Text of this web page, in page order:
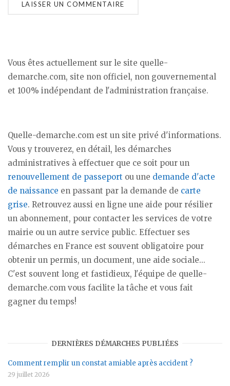
Vous êtes actuellement sur le site quelle-
demarche.com, site non officiel, non gouvernemental
et 100% indépendant de l'administration française.
Quelle-demarche.com est un site privé d'informations.
Vous y trouverez, en détail, les démarches
administratives à effectuer que ce soit pour un
renouvellement de passeport ou une demande d'acte
de naissance en passant par la demande de carte
grise. Retrouvez aussi en ligne une aide pour résilier
un abonnement, pour contacter les services de votre
mairie ou un autre service public. Effectuer ses
démarches en France est souvent obligatoire pour
obtenir un permis, un document, une aide sociale...
C'est souvent long et fastidieux, l'équipe de quelle-
demarche.com vous facilite la tâche et vous fait
gagner du temps!
DERNIÈRES DÉMARCHES PUBLIÉES
Comment remplir un constat amiable après accident ?
29 juillet 2026